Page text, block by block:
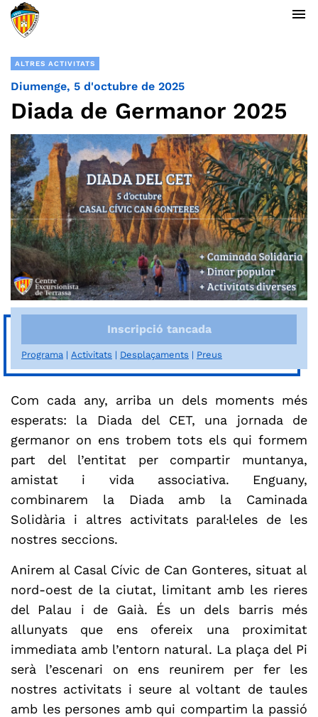
menu
ALTRES ACTIVITATS
Diumenge, 5 d'octubre de 2025
Diada de Germanor 2025
Inscripció tancada
Programa Activitats Desplaçaments Preus
Com cada any, arriba un dels moments més
esperats: la Diada
del
CET, una jornada de
germanor on ens trobem tots els qui formem
part del l’entitat per compartir muntanya,
amistat i vida associativa. Enguany,
combinarem la Diada amb la Caminada
Solidària i altres activitats paral·leles de les
nostres seccions.
Anirem al Casal Cívic de Can Gonteres, situat al
nord-oest de la ciutat, limitant amb les rieres
del Palau i de Gaià. És un dels barris més
allunyats que ens ofereix una proximitat
immediata amb l’entorn natural. La plaça del Pi
serà l’escenari on ens reunirem per fer les
nostres activitats i seure al voltant de taules
amb les persones amb qui compartim la passió